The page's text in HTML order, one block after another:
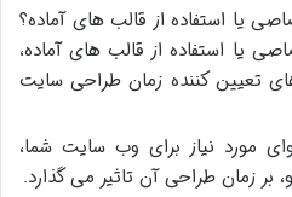
یا استفاده از قالب های آماده؟
یا استفاده از قالب های آماده،
تعیین کننده زمان طراحی سایت
مورد نیاز برای وب سایت شما،
بر زمان طراحی آن تاثیر می گذارد.